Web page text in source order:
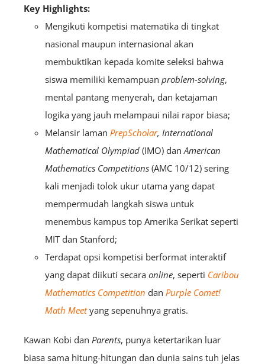
Key Highlights:
Mengikuti kompetisi matematika di tingkat
nasional maupun internasional akan
membuktikan kepada komite seleksi bahwa
siswa memiliki kemampuan problem-solving,
mental pantang menyerah, dan ketajaman
logika yang jauh melampaui nilai rapor biasa;
Melansir laman PrepScholar, International
Mathematical Olympiad (IMO) dan American
Mathematics Competitions (AMC 10/12) sering
kali menjadi tolok ukur utama yang dapat
mempermudah langkah siswa untuk
menembus kampus top Amerika Serikat seperti
MIT dan Stanford;
Terdapat opsi kompetisi berformat interaktif
yang dapat diikuti secara online, seperti Caribou
Mathematics Competition dan Purple Comet!
Math Meet yang sepenuhnya gratis.
Kawan Kobi dan Parents, punya ketertarikan luar
biasa sama hitung-hitungan dan dunia sains tuh jelas